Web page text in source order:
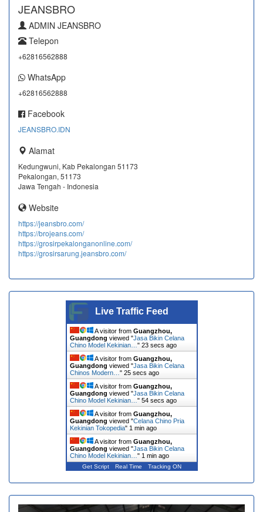
JEANSBRO
ADMIN JEANSBRO
Telepon
+62816562888
WhatsApp
+62816562888
Facebook
JEANSBRO.IDN
Alamat
Kedungwuni, Kab Pekalongan 51173
Pekalongan, 51173
Jawa Tengah - Indonesia
Website
https://jeansbro.com/
https://brojeans.com/
https://grosirpekalonganonline.com/
https://grosirsarung.jeansbro.com/
Live Traffic Feed
A visitor from Guangzhou,
Guangdong viewed "Jasa Bikin Celana
Chino Model Kekinian… " 24 secs ago
A visitor from Guangzhou,
Guangdong viewed "Jasa Bikin Celana
Chinos Modern… " 26 secs ago
A visitor from Guangzhou,
Guangdong viewed "Jasa Bikin Celana
Chino Model Kekinian… " 55 secs ago
A visitor from Guangzhou,
Guangdong viewed "Celana Chino Pria
Kekinian Tokopedia" 1 min ago
A visitor from Guangzhou,
Guangdong viewed "Jasa Bikin Celana
Chino Model Kekinian… " 1 min ago
Get Script Real Time Tracking ON